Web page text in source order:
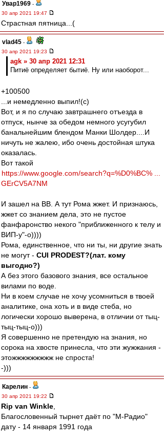
Увар1969 -
30 апр 2021 19:47
Страстная пятница...(
vlad45 -
30 апр 2021 19:23
agk » 30 апр 2021 12:31
Питиё определяет бытиё. Ну или наоборот...
+100500
...и немедленно выпил!(с)
Вот, и я по случаю завтрашнего отъезда в
отпуск, нынче за обедом немного усугубил
банальнейшим блендом Манки Шолдер....И
ничуть не жалею, ибо очень достойная штука
оказалась.
Вот такой
https://www.google.com/search?q=%D0%BC% ...
GErCV5A7NM
И зашел на ВВ. А тут Рома жжет. И признаюсь,
жжет со знанием дела, это не пустое
фанфаронство некого "приближенного к телу и
ВИП-у"-о))))
Рома, единственное, что ни ты, ни другие знать
не могут - CUI PRODEST?(лат. кому
выгодно?)
А без этого базового знания, все остальное
вилами по воде.
Ни в коем случае не хочу усомниться в твоей
аналитике, она хоть и в виде стеба, но
логически хорошо выверена, в отличии от тыц-
тыц-тыц-о)))
Я совершенно не претендую на знания, но
сорока на хвосте принесла, что эти жужжания -
этожжжжжжжжж не спроста!
-)))
Карелин -
30 апр 2021 19:22
Rip van Winkle
Благословенный тырнет даёт по "М-Радио"
дату - 14 января 1991 года